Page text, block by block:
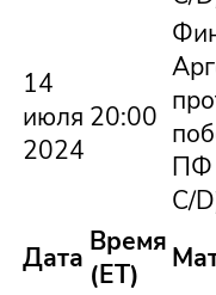
14
июля
2024
20:00
ПФ
C/
Дата Время
(ET)